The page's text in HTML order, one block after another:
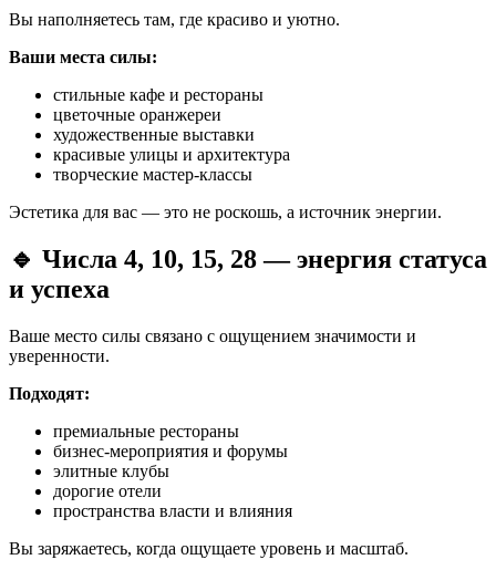
Вы наполняетесь там, где красиво и уютно.
Ваши места силы:
стильные кафе и рестораны
цветочные оранжереи
художественные выставки
красивые улицы и архитектура
творческие мастер-классы
Эстетика для вас — это не роскошь, а источник энергии.
🔹 Числа 4, 10, 15, 28 — энергия статуса
и успеха
Ваше место силы связано с ощущением значимости и
уверенности.
Подходят:
премиальные рестораны
бизнес-мероприятия и форумы
элитные клубы
дорогие отели
пространства власти и влияния
Вы заряжаетесь, когда ощущаете уровень и масштаб.